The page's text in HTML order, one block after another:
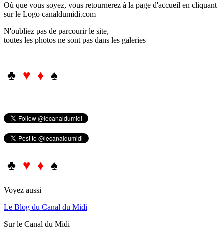
Où que vous soyez, vous retournerez à la page d'accueil en cliquant
sur le Logo canaldumidi.com
N'oubliez pas de parcourir le site,
toutes les photos ne sont pas dans les galeries
♣ ♥ ♦ ♠
♣ ♥ ♦ ♠
Voyez aussi
Le Blog du Canal du Midi
Sur le Canal du Midi